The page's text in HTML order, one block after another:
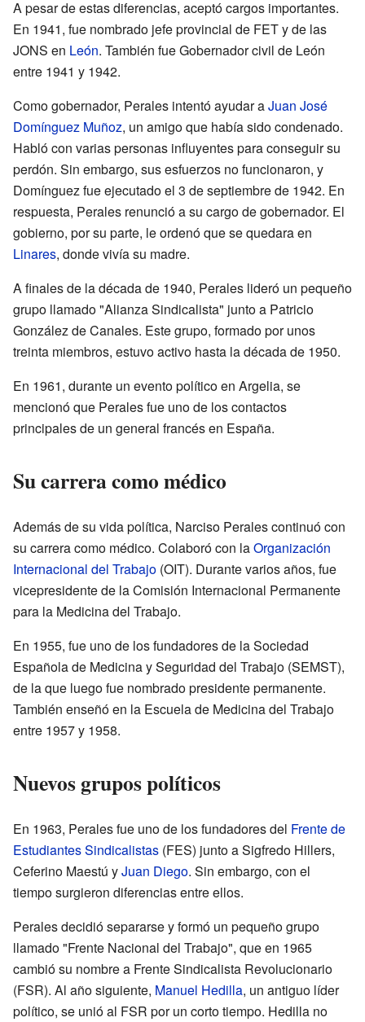
A pesar de estas diferencias, aceptó cargos importantes.
En 1941, fue nombrado jefe provincial de FET y de las
JONS en León. También fue Gobernador civil de León
entre 1941 y 1942.
Como gobernador, Perales intentó ayudar aJuan José
Domínguez Muñoz, un amigo que había sido condenado.
Habló con varias personas influyentes para conseguir su
perdón. Sin embargo, sus esfuerzos no funcionaron, y
Domínguez fue ejecutado el 3 de septiembre de 1942. En
respuesta, Perales renunció a su cargo de gobernador. El
gobierno, por su parte, le ordenó que se quedara en
Linares, donde vivía su madre.
A finales de la década de 1940, Perales lideró un pequeño
grupo llamado "Alianza Sindicalista" junto a Patricio
González de Canales. Este grupo, formado por unos
treinta miembros, estuvo activo hasta la década de 1950.
En 1961, durante un evento político en Argelia, se
mencionó que Perales fue uno de los contactos
principales de un general francés en España.
Su carrera como médico
Además de su vida política, Narciso Perales continuó con
su carrera como médico. Colaboró con laOrganización
Internacional del Trabajo (OIT). Durante varios años, fue
vicepresidente de la Comisión Internacional Permanente
para la Medicina del Trabajo.
En 1955, fue uno de los fundadores de la Sociedad
Española de Medicina y Seguridad del Trabajo (SEMST),
de la que luego fue nombrado presidente permanente.
También enseñó en la Escuela de Medicina del Trabajo
entre 1957 y 1958.
Nuevos grupos políticos
En 1963, Perales fue uno de los fundadores del Frente de
Estudiantes Sindicalistas (FES) junto a Sigfredo Hillers,
Ceferino Maestú yJuan Diego. Sin embargo, con el
tiempo surgieron diferencias entre ellos.
Perales decidió separarse y formó un pequeño grupo
llamado "Frente Nacional del Trabajo", que en 1965
cambió su nombre a Frente Sindicalista Revolucionario
(FSR). Al año siguiente, Manuel Hedilla, un antiguo líder
político, se unió al FSR por un corto tiempo. Hedilla no